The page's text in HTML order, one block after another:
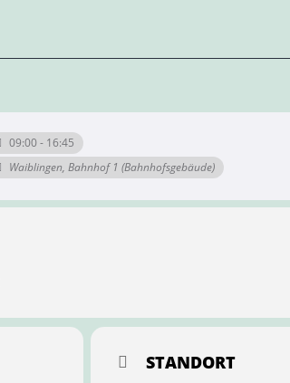
09:00 - 16:45
Waiblingen, Bahnhof 1 (Bahnhofsgebäude)
STANDORT